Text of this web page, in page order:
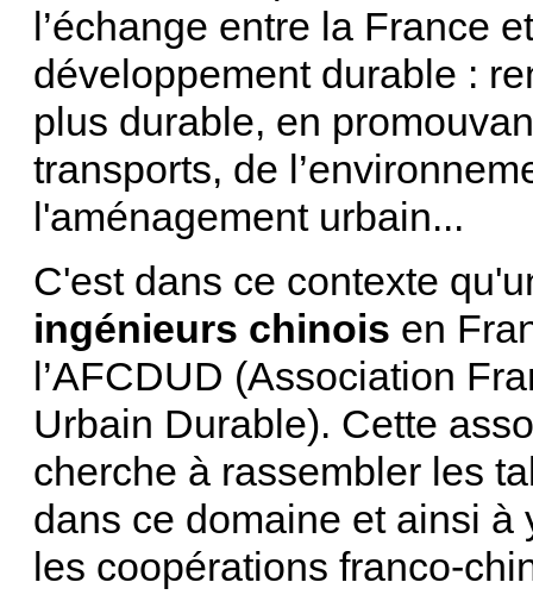
l’échange entre la France
développement durable :
plus durable, en
transports, de
l'aménagement urbain...
C'est dans ce contexte
ingénieurs chinois en
l’AFCDUD (Association
Urbain Durable). Cette
cherche à rassembler les
dans ce domaine et ainsi
les coopérations franco-